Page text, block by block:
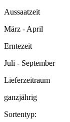
Aussaatzeit
März - April
Erntezeit
Juli - September
Lieferzeitraum
ganzjährig
Sortentyp: